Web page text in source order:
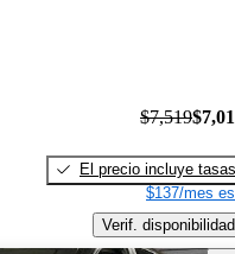
$7,519
El precio incluye tasas
$137/mes
Verif. disponibilidad